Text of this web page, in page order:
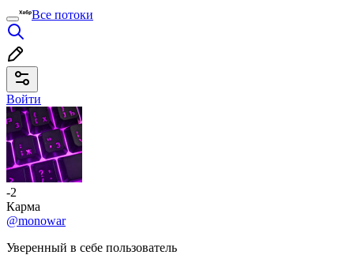
Все потоки
Войти
-2
Карма
@monowar
Уверенный в себе пользователь